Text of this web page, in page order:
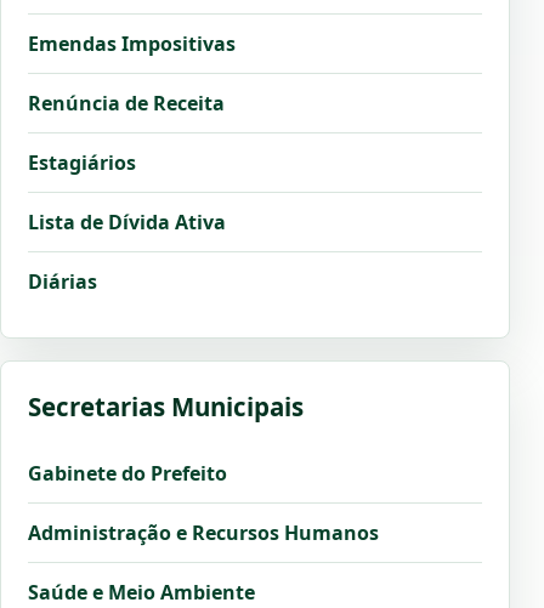
Emendas Impositivas
Renúncia de Receita
Estagiários
Lista de Dívida Ativa
Diárias
Secretarias Municipais
Gabinete do Prefeito
Administração e Recursos Humanos
Saúde e Meio Ambiente